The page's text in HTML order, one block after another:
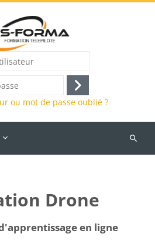
Connexion
ou mot de passe oublié ?
Drone
en ligne